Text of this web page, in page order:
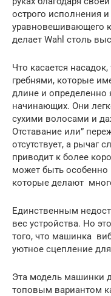
острого исполнения
уравновешивающего
делает Wahl столь
Что касается
гребнями, которые
длине и определенно
начинающих. Они
сухими волосами и
Отставание или”
отсутствует, а рычаг
приводит к более
может быть особенно
которые делают
Единственным
вес устройства. Но
того, что машинка
уютное сцепление
Эта модель машинки
топовым вариантом